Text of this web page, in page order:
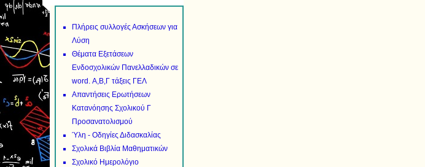
Πλήρεις συλλογές Ασκήσεων για
Λύση
Θέματα Εξετάσεων
Ενδοσχολικών Πανελλαδικών σε
word. Α,Β,Γ τάξεις ΓΕΛ
Απαντήσεις Ερωτήσεων
Κατανόησης Σχολικού Γ
Προσανατολισμού
Ύλη - Οδηγίες Διδασκαλίας
Σχολικά Βιβλία Μαθηματικών
Σχολικό Ημερολόγιο